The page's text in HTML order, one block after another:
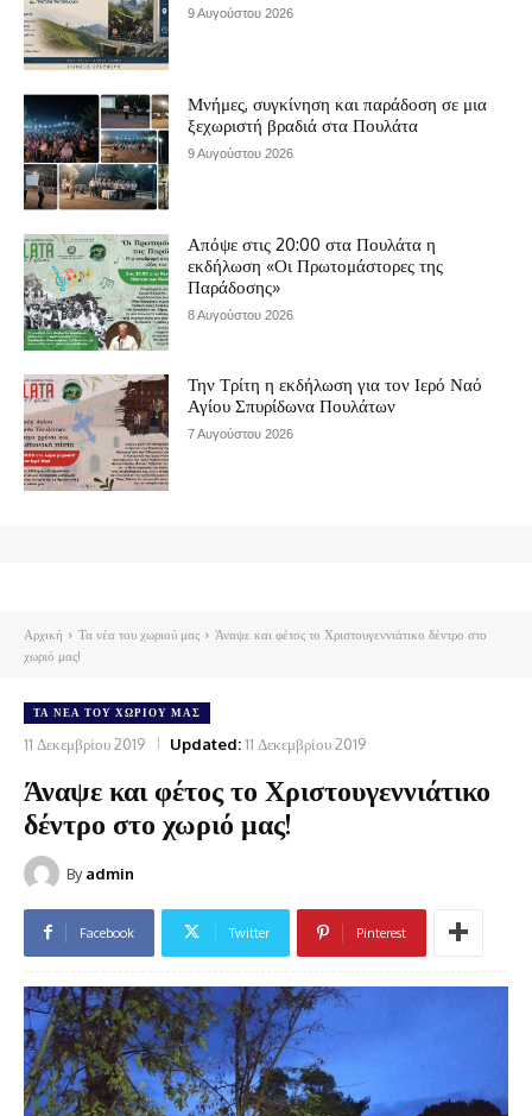
9 Αυγούστου 2026
Μνήμες, συγκίνηση και παράδοση σε μια
ξεχωριστή βραδιά στα Πουλάτα
9 Αυγούστου 2026
Απόψε στις 20:00 στα Πουλάτα η
εκδήλωση «Οι Πρωτομάστορες της
Παράδοσης»
8 Αυγούστου 2026
Την Τρίτη η εκδήλωση για τον Ιερό Ναό
Αγίου Σπυρίδωνα Πουλάτων
7 Αυγούστου 2026